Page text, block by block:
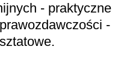
- praktyczne
-